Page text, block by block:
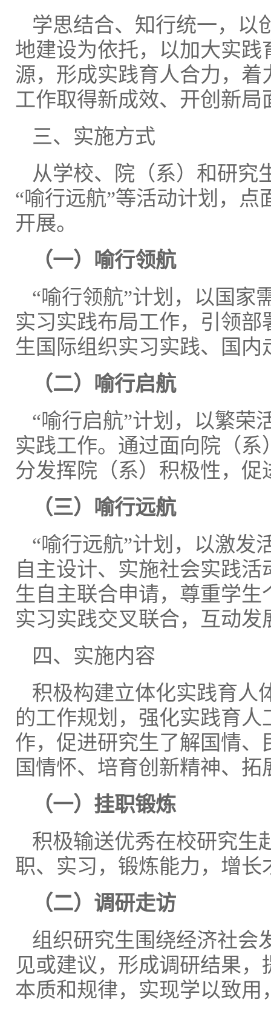
学思结合、知行统一，以
地建设为依托，以加大实
源，形成实践育人合力，
工作取得新成效、开创新局
三、实施方式
从学校、院（系）和研究
“喻行远航”等活动计划，
开展。
（一）喻行领航
“喻行领航”计划，以国家
实习实践布局工作，引领
生国际组织实习实践、国
（二） 喻行启航
“喻行启航”计划，以繁荣
实践工作。通过面向院（系
分发挥院（系）积极性，
（三） 喻行远航
“喻行远航”计划，以激发
自主设计、实施社会实践
生自主联合申请，尊重学
实习实践交叉联合，互动发
四、实施内容
积极构建立体化实践育人
的工作规划，强化实践育
作，促进研究生了解国情
国情怀、培育创新精神、
（一）挂职锻炼
积极输送优秀在校研究生
职、实习，锻炼能力，增长
（二）调研走访
组织研究生围绕经济社会
见或建议，形成调研结果
本质和规律，实现学以致用